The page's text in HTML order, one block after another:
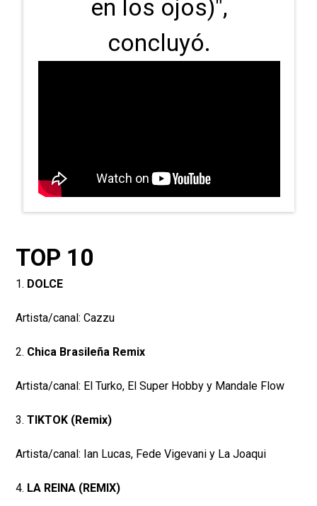
en los ojos)",
concluyó.
TOP 10
1. DOLCE
Artista/canal: Cazzu
2. Chica Brasileña Remix
Artista/canal: El Turko, El Super Hobby y Mandale Flow
3. TIKTOK (Remix)
Artista/canal: Ian Lucas, Fede Vigevani y La Joaqui
4. LA REINA (REMIX)